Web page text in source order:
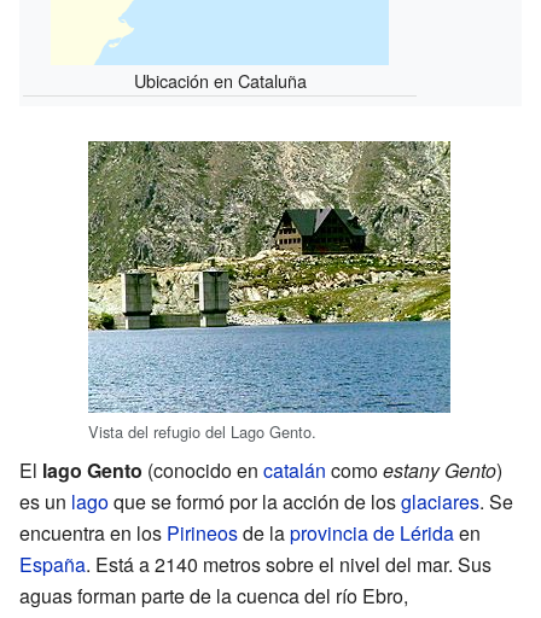
Ubicación en Cataluña
Vista del refugio del Lago Gento.
El lago Gento (conocido en catalán comoestany Gento)
es un lagoque se formó por la acción de losglaciares. Se
encuentra en los Pirineosde laprovincia de Léridaen
España. Está a 2140 metros sobre el nivel del mar. Sus
aguas forman parte de la cuenca del río Ebro,